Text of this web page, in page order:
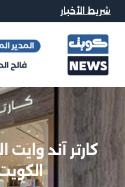
شريط الأخبار
كارتر آند وايت